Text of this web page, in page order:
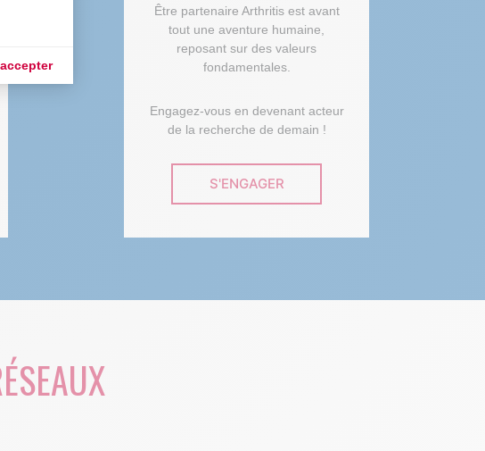
vos Options
vos paramètres de confidentialité, en garantissant la conformité avec
Être partenaire Arthritis est avant
tout une aventure humaine,
reposant sur des valeurs
fondamentales.
Engagez-vous en devenant acteur
de la recherche de demain !
S'ENGAGER